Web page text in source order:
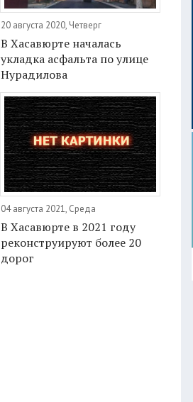
20 августа 2020, Четверг
В Хасавюрте началась
укладка асфальта по улице
Нурадилова
04 августа 2021, Среда
В Хасавюрте в 2021 году
реконструируют более 20
дорог